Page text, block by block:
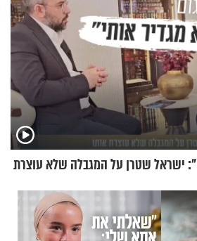
ישראל שטרן על המגבלה שלא עוצרת